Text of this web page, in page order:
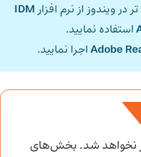
در ویندوز از نرم افزار IDM
استفاده نمایید.
Adobeاجرا نمایید.
نخواهد شد.بخش‌های